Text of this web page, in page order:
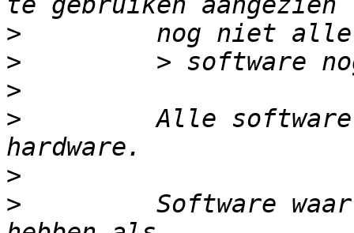
>
>
>
>
Alle
>
>
Software